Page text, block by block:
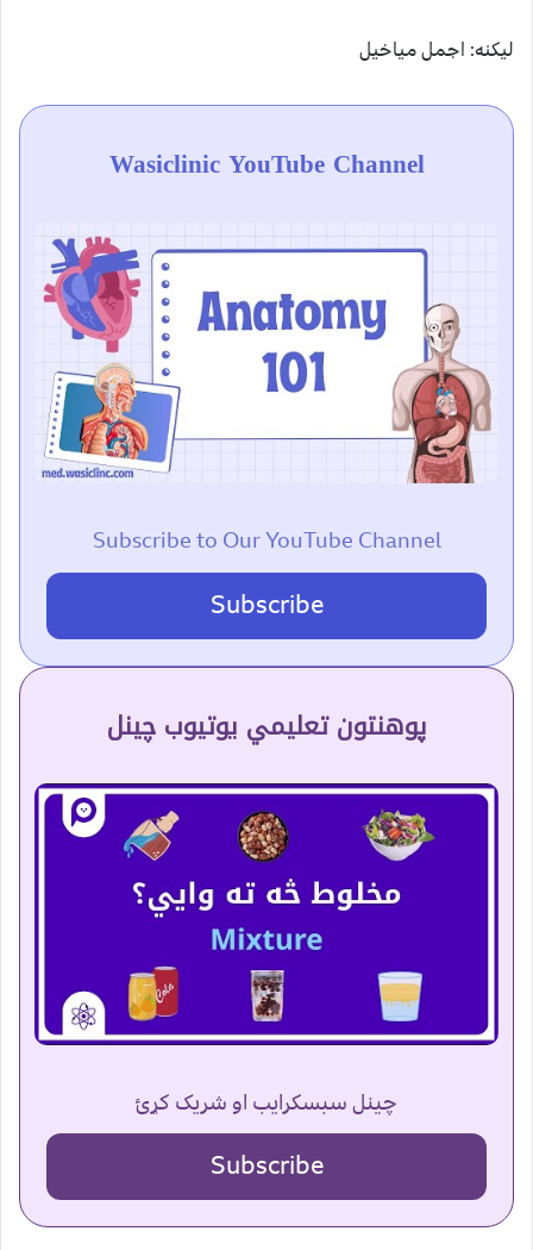
لیکنه: اجمل میاخیل
Wasiclinic YouTube Channel
Subscribe to Our YouTube Channel
Subscribe
پوهنتون تعلیمي یوتیوب چینل
چینل سبسکرایب او شریک کړئ
Subscribe